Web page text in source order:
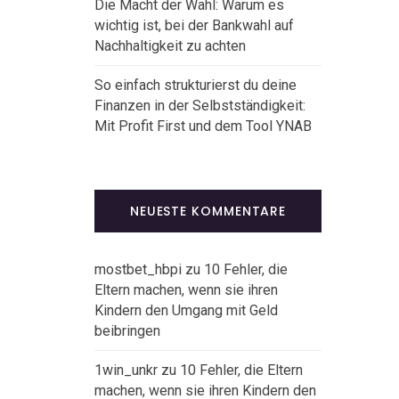
Die Macht der Wahl: Warum es
wichtig ist, bei der Bankwahl auf
Nachhaltigkeit zu achten
So einfach strukturierst du deine
Finanzen in der Selbstständigkeit:
Mit Profit First und dem Tool YNAB
NEUESTE KOMMENTARE
mostbet_hbpi zu 10 Fehler, die
Eltern machen, wenn sie ihren
Kindern den Umgang mit Geld
beibringen
1win_unkr zu 10 Fehler, die Eltern
machen, wenn sie ihren Kindern den